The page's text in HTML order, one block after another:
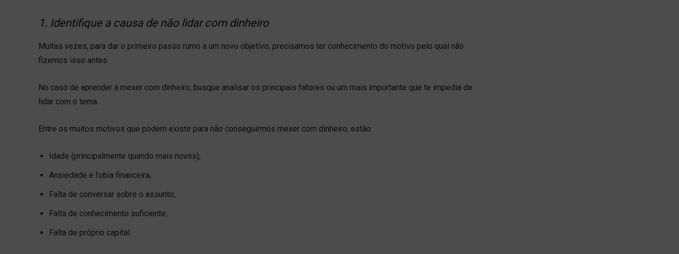
1. Identifique a causa de não lidar com dinheiro
Muitas vezes, para dar o primeiro passo rumo a um novo objetivo, precisamos ter conhecimento do motivo pelo qual não
fizemos isso antes.
No caso de aprender a mexer com dinheiro, busque analisar os principais fatores ou um mais importante que te impedia de
lidar com o tema.
Entre os muitos motivos que podem existir para não conseguirmos mexer com dinheiro, estão:
Idade (principalmente quando mais novos);
Ansiedade e fobia financeira;
Falta de conversar sobre o assunto;
Falta de conhecimento suficiente;
Falta de próprio capital.